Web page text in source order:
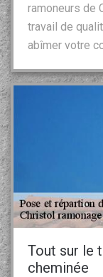
ramoneurs de
travail de
abîmer votre
Tout sur le
cheminée